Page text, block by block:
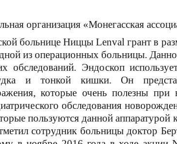
организация «Монегасская
больнице Ниццы Lenval грант в
из операционных больницы.
обследований. Эндоскоп
и тонкой кишки. Он
которые очень полезны
обследования
пользуются данной
сотрудник больницы доктор